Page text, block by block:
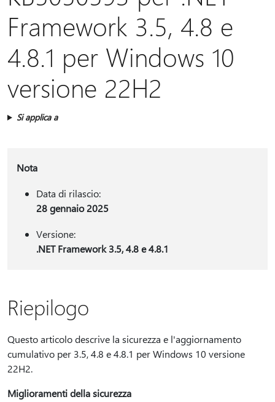
Framework 3.5, 4.8 e
4.8.1 per Windows 10
versione 22H2
Si applica a
Nota
Data di rilascio:
28 gennaio 2025
Versione:
.NET Framework 3.5, 4.8 e 4.8.1
Riepilogo
Questo articolo descrive la sicurezza e l'aggiornamento
cumulativo per 3.5, 4.8 e 4.8.1 per Windows 10 versione
22H2.
Miglioramenti della sicurezza